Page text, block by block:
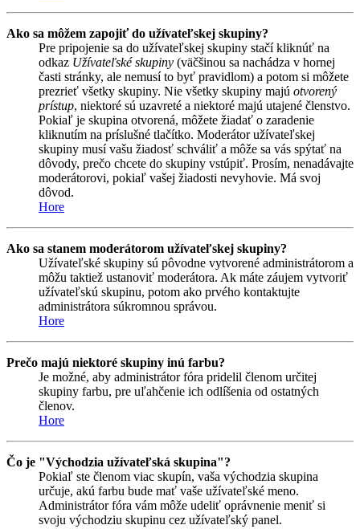
Ako sa môžem zapojiť do užívateľskej skupiny?
Pre pripojenie sa do užívateľskej skupiny stačí kliknúť na
odkaz Užívateľské skupiny (väčšinou sa nachádza v hornej
časti stránky, ale nemusí to byť pravidlom) a potom si môžete
prezrieť všetky skupiny. Nie všetky skupiny majú otvorený
prístup, niektoré sú uzavreté a niektoré majú utajené členstvo.
Pokiaľ je skupina otvorená, môžete žiadať o zaradenie
kliknutím na príslušné tlačítko. Moderátor užívateľskej
skupiny musí vašu žiadosť schváliť a môže sa vás spýtať na
dôvody, prečo chcete do skupiny vstúpiť. Prosím, nenadávajte
moderátorovi, pokiaľ vašej žiadosti nevyhovie. Má svoj
dôvod.
Hore
Ako sa stanem moderátorom užívateľskej skupiny?
Užívateľské skupiny sú pôvodne vytvorené administrátorom a
môžu taktiež ustanoviť moderátora. Ak máte záujem vytvoriť
užívateľskú skupinu, potom ako prvého kontaktujte
administrátora súkromnou správou.
Hore
Prečo majú niektoré skupiny inú farbu?
Je možné, aby administrátor fóra pridelil členom určitej
skupiny farbu, pre uľahčenie ich odlíšenia od ostatných
členov.
Hore
Čo je "Východzia užívateľská skupina"?
Pokiaľ ste členom viac skupín, vaša východzia skupina
určuje, akú farbu bude mať vaše užívateľské meno.
Administrátor fóra vám môže udeliť oprávnenie meniť si
svoju východziu skupinu cez užívateľský panel.